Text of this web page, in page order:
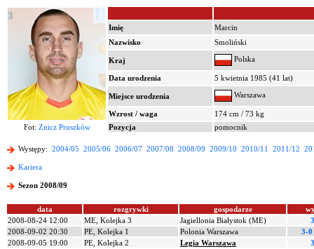
Imię
Marcin
Nazwisko
Smoliński
Kraj Polska
Data urodzenia 5 kwietnia 1985 (41 lat)
Miejsce urodzenia Warszawa
Wzrost / waga
174 cm / 73 kg
Fot: Znicz Pruszków Pozycja pomocnik
Występy: 2004/05 2005/06 2006/07 2007/08 2008/09 2009/10 2010/11 2011/12
Kariera
Sezon 2008/09
data rozgrywki gospodarze
2008-08-24 12:00
ME, Kolejka 3 Jagiellonia Białystok (ME)
2008-09-02 20:30
PE, Kolejka 1 Polonia Warszawa
3-0
2008-09-05 19:00
PE, Kolejka 2 Legia Warszawa